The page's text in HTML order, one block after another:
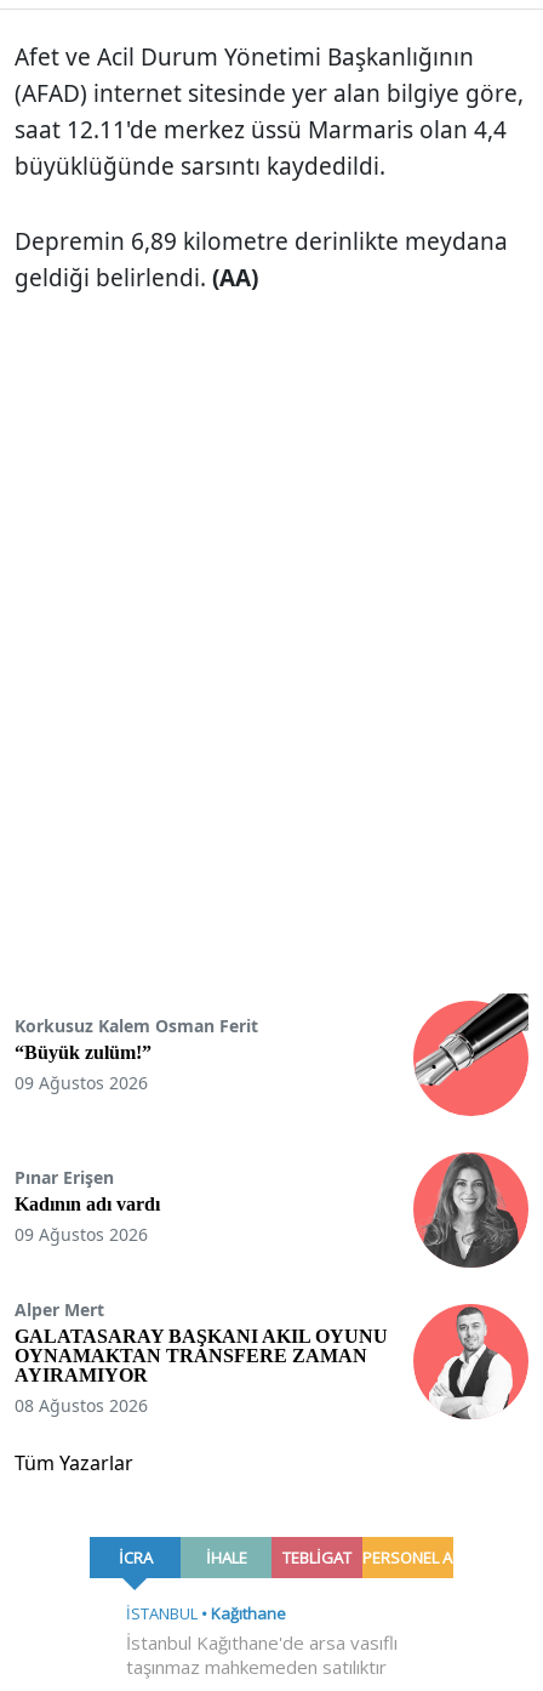
Afet ve Acil Durum Yönetimi Başkanlığının
(AFAD) internet sitesinde yer alan bilgiye göre,
saat 12.11'de merkez üssü Marmaris olan 4,4
büyüklüğünde sarsıntı kaydedildi.
Depremin 6,89 kilometre derinlikte meydana
geldiği belirlendi. (AA)
Korkusuz Kalem Osman Ferit
“Büyük zulüm!”
09 Ağustos 2026
Pınar Erişen
Kadının adı vardı
09 Ağustos 2026
Alper Mert
GALATASARAY BAŞKANI AKIL OYUNU
OYNAMAKTAN TRANSFERE ZAMAN
AYIRAMIYOR
08 Ağustos 2026
Tüm Yazarlar